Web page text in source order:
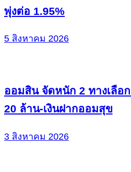
พุ่งต่อ 1.95%
5 สิงหาคม 2026
ออมสิน จัดหนัก 2 ทางเลือ
20 ล้าน-เงินฝากออมสุข
3 สิงหาคม 2026